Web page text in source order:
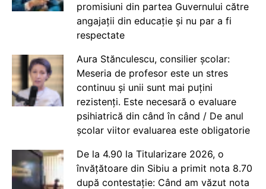
promisiuni din partea Guvernului către
angajații din educație și nu par a fi
respectate
Aura Stănculescu, consilier școlar:
Meseria de profesor este un stres
continuu și unii sunt mai puțini
rezistenți. Este necesară o evaluare
psihiatrică din când în când / De anul
școlar viitor evaluarea este obligatorie
De la 4.90 la Titularizare 2026, o
învățătoare din Sibiu a primit nota 8.70
după contestație: Când am văzut nota